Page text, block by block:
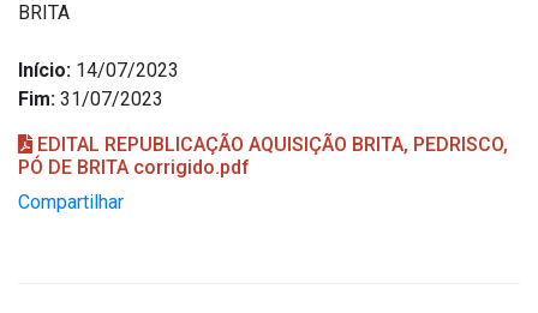
BRITA
Início: 14/07/2023
Fim: 31/07/2023
EDITAL REPUBLICAÇÃO AQUISIÇÃO BRITA, PEDRISCO,
PÓ DE BRITA corrigido.pdf
Compartilhar